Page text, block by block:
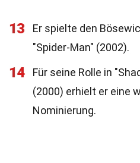
13
Er spielte den
"Spider-Man" (2002).
14
Für seine Rolle in
(2000) erhielt er eine
Nominierung.